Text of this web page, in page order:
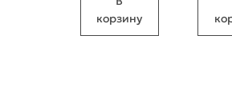
99 990 ₽.
корзину